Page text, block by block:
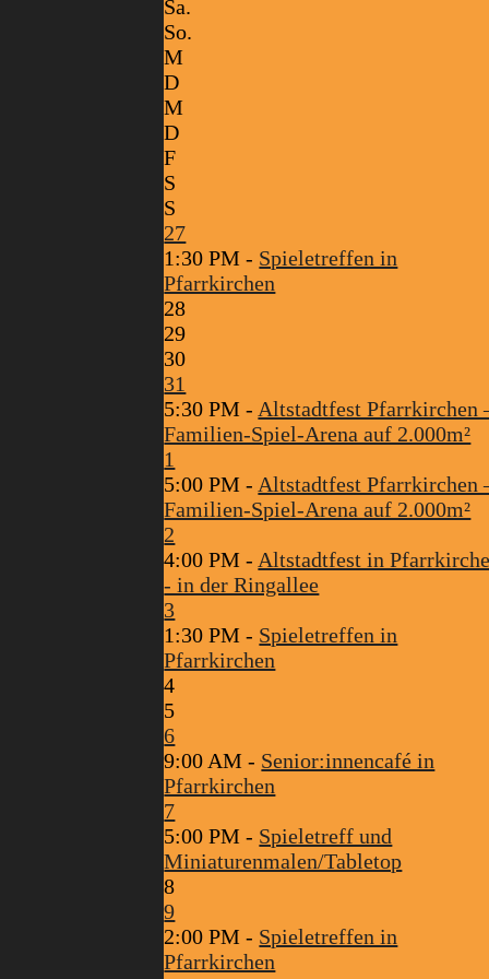
Sa.
So.
M
D
M
D
F
S
S
27
1:30 PM - Spieletreffen in
Pfarrkirchen
28
29
30
31
5:30 PM - Altstadtfest Pfarrkirchen
Familien-Spiel-Arena auf 2.000m²
1
5:00 PM - Altstadtfest Pfarrkirchen
Familien-Spiel-Arena auf 2.000m²
2
4:00 PM - Altstadtfest in
- in der Ringallee
3
1:30 PM - Spieletreffen in
Pfarrkirchen
4
5
6
9:00 AM - Senior:innencafé in
Pfarrkirchen
7
5:00 PM - Spieletreff und
Miniaturenmalen/Tabletop
8
9
2:00 PM - Spieletreffen in
Pfarrkirchen